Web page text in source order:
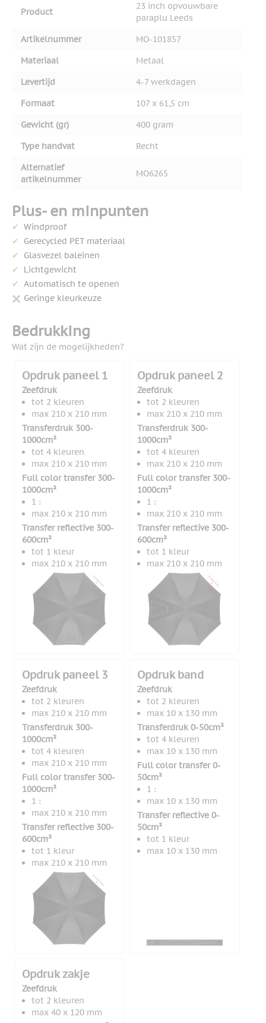
Product
23 inch opvouwbare
paraplu Leeds
Artikelnummer
MO-101857
Materiaal
Metaal
Levertijd
4-7 werkdagen
Formaat
107 x 61,5 cm
Gewicht (gr)
400 gram
Type handvat
Recht
Alternatief
artikelnummer
MO6265
Plus- en minpunten
Windproof
Gerecycled PET materiaal
Glasvezel baleinen
Lichtgewicht
Automatisch te openen
Geringe kleurkeuze
Bedrukking
Wat zijn de mogelijkheden?
Opdruk paneel 1
Zeefdruk
tot 2 kleuren
max 210 x 210 mm
Transferdruk 300-
1000cm²
tot 4 kleuren
max 210 x 210 mm
Full color transfer 300-
1000cm²
1 :
max 210 x 210 mm
Transfer reflective 300-
600cm²
tot 1 kleur
max 210 x 210 mm
Opdruk paneel 2
Zeefdruk
tot 2 kleuren
max 210 x 210 mm
Transferdruk 300-
1000cm²
tot 4 kleuren
max 210 x 210 mm
Full color transfer 300-
1000cm²
1 :
max 210 x 210 mm
Transfer reflective 300-
600cm²
tot 1 kleur
max 210 x 210 mm
Opdruk paneel 3
Zeefdruk
tot 2 kleuren
max 210 x 210 mm
Transferdruk 300-
1000cm²
tot 4 kleuren
max 210 x 210 mm
Full color transfer 300-
1000cm²
1 :
max 210 x 210 mm
Transfer reflective 300-
600cm²
tot 1 kleur
max 210 x 210 mm
Opdruk band
Zeefdruk
tot 2 kleuren
max 10 x 130 mm
Transferdruk 0-50cm²
tot 4 kleuren
max 10 x 130 mm
Full color transfer 0-
50cm²
1 :
max 10 x 130 mm
Transfer reflective 0-
50cm²
tot 1 kleur
max 10 x 130 mm
Opdruk zakje
Zeefdruk
tot 2 kleuren
max 40 x 120 mm